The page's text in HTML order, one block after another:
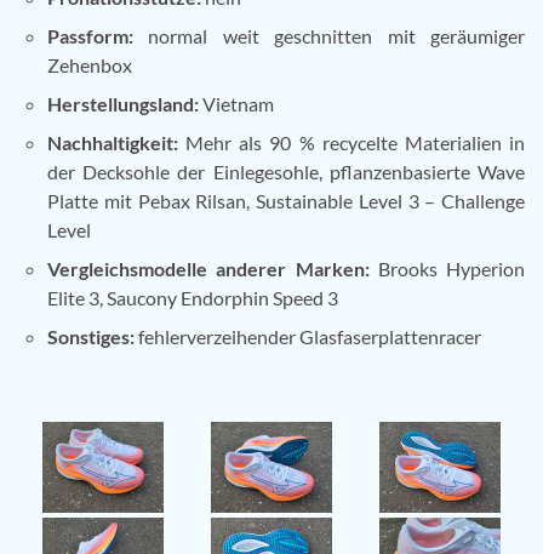
Passform: normal weit geschnitten mit geräumiger
Zehenbox
Herstellungsland:Vietnam
Nachhaltigkeit: Mehr als 90 % recycelte Materialien in
der Decksohle der Einlegesohle, pflanzenbasierte Wave
Platte mit Pebax Rilsan, Sustainable Level 3 – Challenge
Level
Vergleichsmodelle anderer Marken:Brooks Hyperion
Elite 3, Saucony Endorphin Speed 3
Sonstiges:fehlerverzeihender Glasfaserplattenracer